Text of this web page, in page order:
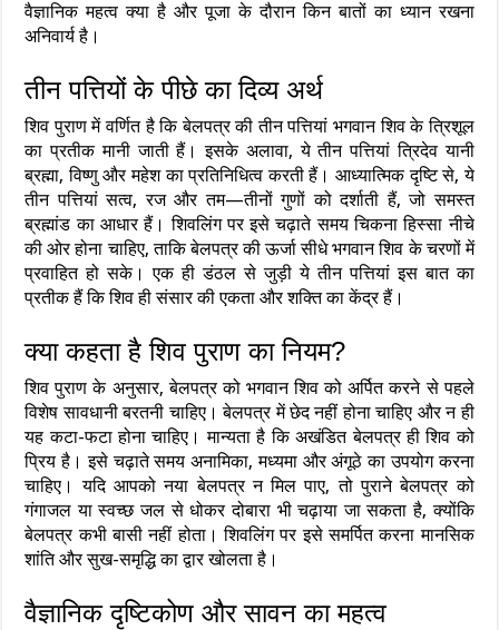
वैज्ञानिक महत्व क्या है और पूजा के दौरान किन बातों का ध्यान रखना
अनिवार्य है।
तीन पत्तियों के पीछे का दिव्य अर्थ
शिव पुराण में वर्णित है कि बेलपत्र की तीन पत्तियां भगवान शिव के त्रिशूल
का प्रतीक मानी जाती हैं। इसके अलावा, ये तीन पत्तियां त्रिदेव यानी
ब्रह्मा, विष्णु और महेश का प्रतिनिधित्व करती हैं। आध्यात्मिक दृष्टि से, ये
तीन पत्तियां सत्व, रज और तम—तीनों गुणों को दर्शाती हैं, जो समस्त
ब्रह्मांड का आधार हैं। शिवलिंग पर इसे चढ़ाते समय चिकना हिस्सा नीचे
की ओर होना चाहिए, ताकि बेलपत्र की ऊर्जा सीधे भगवान शिव के चरणों में
प्रवाहित हो सके। एक ही डंठल से जुड़ी ये तीन पत्तियां इस बात का
प्रतीक हैं कि शिव ही संसार की एकता और शक्ति का केंद्र हैं।
क्या कहता है शिव पुराण का नियम?
शिव पुराण के अनुसार, बेलपत्र को भगवान शिव को अर्पित करने से पहले
विशेष सावधानी बरतनी चाहिए। बेलपत्र में छेद नहीं होना चाहिए और न ही
यह कटा-फटा होना चाहिए। मान्यता है कि अखंडित बेलपत्र ही शिव को
प्रिय है। इसे चढ़ाते समय अनामिका, मध्यमा और अंगूठे का उपयोग करना
चाहिए। यदि आपको नया बेलपत्र न मिल पाए, तो पुराने बेलपत्र को
गंगाजल या स्वच्छ जल से धोकर दोबारा भी चढ़ाया जा सकता है, क्योंकि
बेलपत्र कभी बासी नहीं होता। शिवलिंग पर इसे समर्पित करना मानसिक
शांति और सुख-समृद्धि का द्वार खोलता है।
वैज्ञानिक दृष्टिकोण और सावन का महत्व